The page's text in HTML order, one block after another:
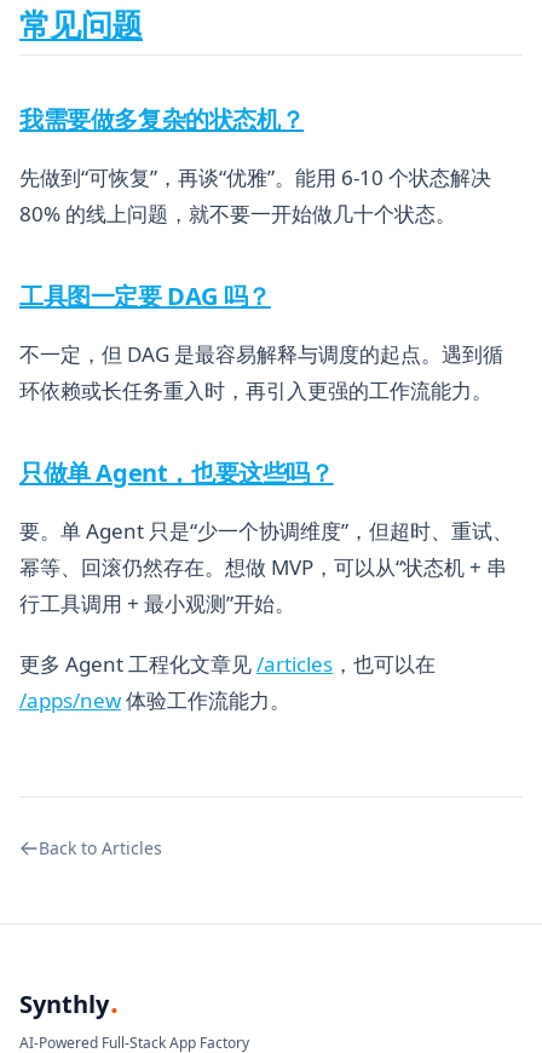
常见问题
我需要做多复杂的状态机？
先做到“可恢复”，再谈“优雅”。能用 6-10 个状态解决
80% 的线上问题，就不要一开始做几十个状态。
工具图一定要 DAG 吗？
不一定，但 DAG 是最容易解释与调度的起点。遇到循
环依赖或长任务重入时，再引入更强的工作流能力。
只做单 Agent，也要这些吗？
要。单 Agent 只是“少一个协调维度”，但超时、重试、
幂等、回滚仍然存在。想做 MVP，可以从“状态机 + 串
行工具调用 + 最小观测”开始。
更多 Agent 工程化文章见/articles ，也可以在
/apps/new体验工作流能力。
Back to Articles
Synthly.
AI-Powered Full-Stack App Factory